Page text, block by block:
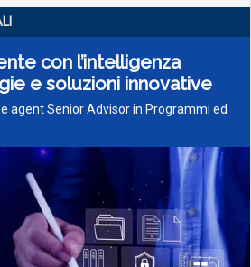
con l’intelligenza
e soluzioni innovative
agent Senior Advisor in Programmi ed